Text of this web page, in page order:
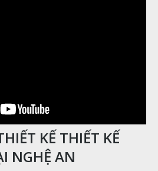
KẾ THIẾT KẾ
NGHỆ AN